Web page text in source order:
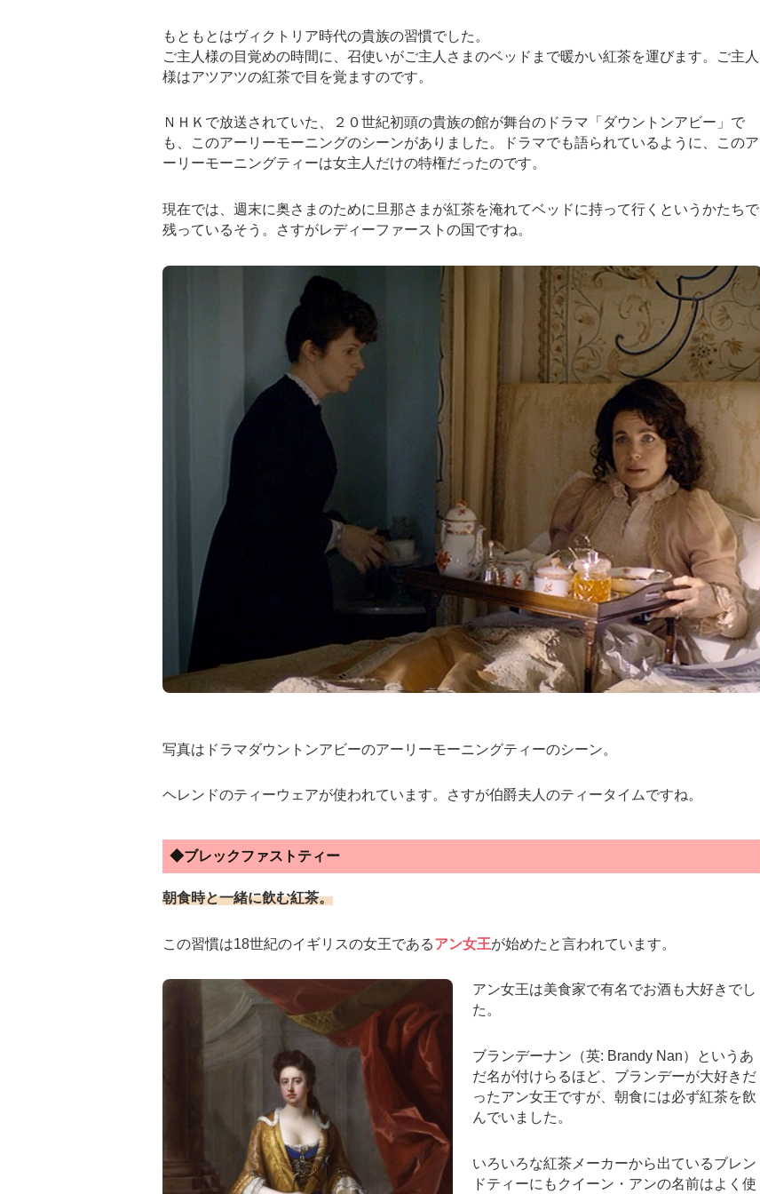
もともとはヴィクトリア時代の貴族の習慣でした。
ご主人様の目覚めの時間に、召使いがご主人さまのベッドまで暖かい紅茶を運びます。ご主人
様はアツアツの紅茶で目を覚ますのです。
ＮＨＫで放送されていた、２０世紀初頭の貴族の館が舞台のドラマ「ダウントンアビー」で
も、このアーリーモーニングのシーンがありました。ドラマでも語られているように、このア
ーリーモーニングティーは女主人だけの特権だったのです。
現在では、週末に奥さまのために旦那さまが紅茶を淹れてベッドに持って行くというかたちで
残っているそう。さすがレディーファーストの国ですね。
写真はドラマダウントンアビーのアーリーモーニングティーのシーン。
ヘレンドのティーウェアが使われています。さすが伯爵夫人のティータイムですね。
◆ブレックファストティー
朝食時と一緒に飲む紅茶。
この習慣は18世紀のイギリスの女王であるアン女王が始めたと言われています。
アン女王は美食家で有名でお酒も大好きでし
た。
ブランデーナン（英: Brandy Nan）というあ
だ名が付けらるほど、ブランデーが大好きだ
ったアン女王ですが、朝食には必ず紅茶を飲
んでいました。
いろいろな紅茶メーカーから出ているブレン
ドティーにもクイーン・アンの名前はよく使